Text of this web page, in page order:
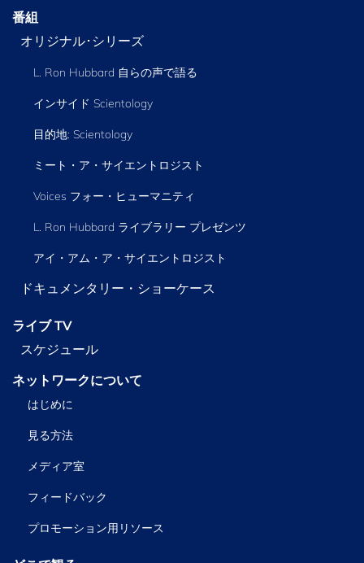
番組
オリジナル･シリーズ
L. Ron Hubbard 自らの声で語る
インサイド Scientology
目的地: Scientology
ミート・ア・サイエントロジスト
Voices フォー・ヒューマニティ
L. Ron Hubbard ライブラリー プレゼンツ
アイ・アム・ア・サイエントロジスト
ドキュメンタリー・ショーケース
ライブ TV
スケジュール
ネットワークについて
はじめに
見る方法
メディア室
フィードバック
プロモーション用リソース